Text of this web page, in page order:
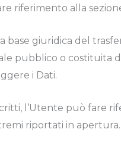
riferimento alla
giuridica del
pubblico o costituita
i Dati.
l’Utente può fare
riportati in apertura.